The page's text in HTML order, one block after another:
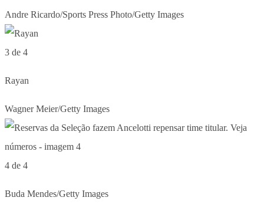
Andre Ricardo/Sports Press Photo/Getty Images
3 de 4
Rayan
Wagner Meier/Getty Images
4 de 4
Buda Mendes/Getty Images